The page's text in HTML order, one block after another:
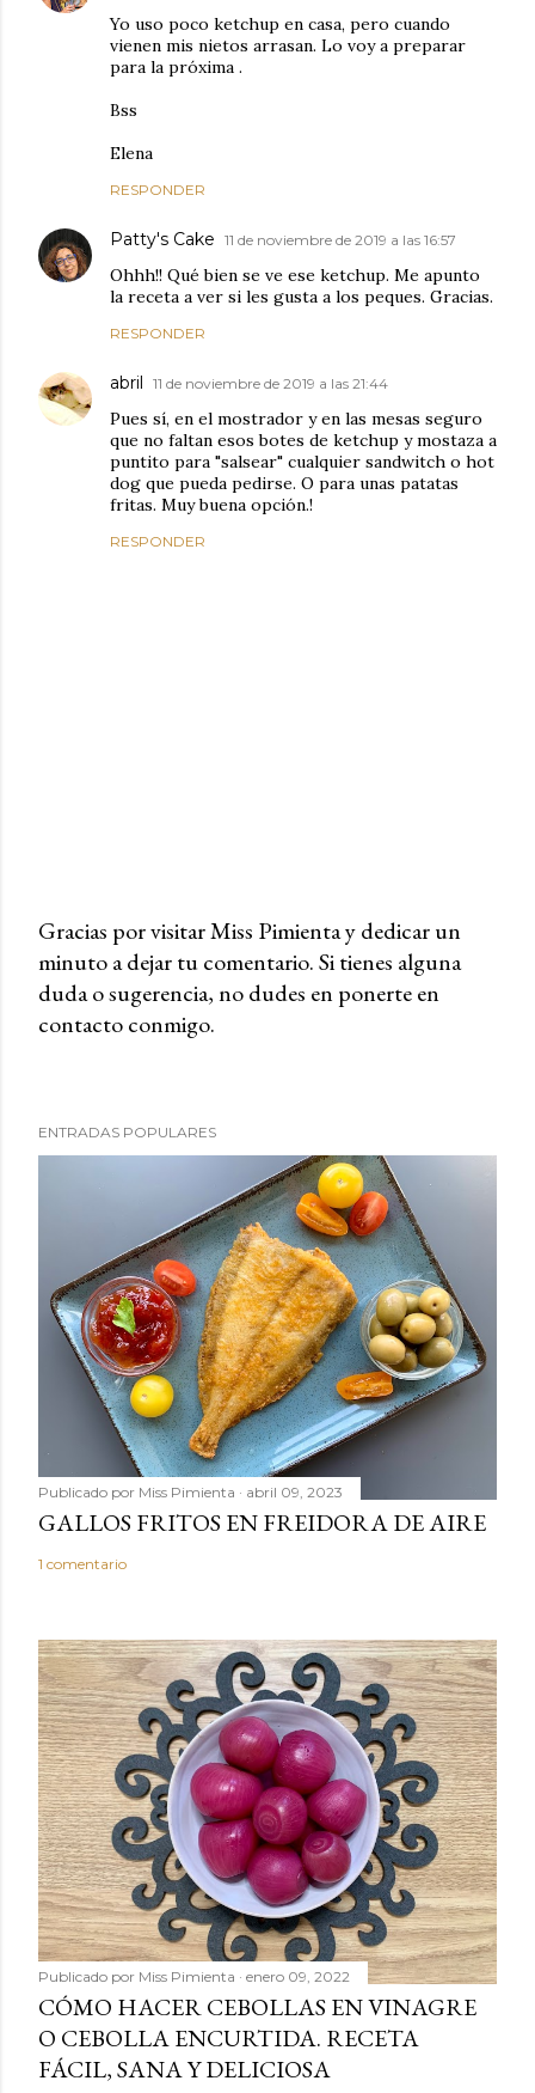
Yo uso poco ketchup en casa, pero cuando
vienen mis nietos arrasan. Lo voy a preparar
para la próxima .
Bss
Elena
RESPONDER
Patty's Cake 11 de noviembre de 2019 a las 16:57
Ohhh!! Qué bien se ve ese ketchup. Me apunto
la receta a ver si les gusta a los peques. Gracias.
RESPONDER
abril 11 de noviembre de 2019 a las 21:44
Pues sí, en el mostrador y en las mesas seguro
que no faltan esos botes de ketchup y mostaza a
puntito para "salsear" cualquier sandwitch o hot
dog que pueda pedirse. O para unas patatas
fritas. Muy buena opción.!
RESPONDER
P
u
b
a
r
i
o
Gracias por visitar Miss Pimienta y dedicar un
minuto a dejar tu comentario. Si tienes alguna
duda o sugerencia, no dudes en ponerte en
contacto conmigo.
ENTRADAS POPULARES
Publicado por Miss Pimienta abril 09, 2023
GALLOS FRITOS EN FREIDORA DE AIRE
1 comentario
Publicado por Miss Pimienta enero 09, 2022
CÓMO HACER CEBOLLAS EN VINAGRE
O CEBOLLA ENCURTIDA. RECETA
FÁCIL, SANA Y DELICIOSA